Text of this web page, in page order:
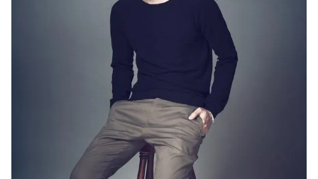
Cơ quan chủ quản: Đài Truyền hình Việt Nam
Cơ quan báo chí:
Thời báo VTV